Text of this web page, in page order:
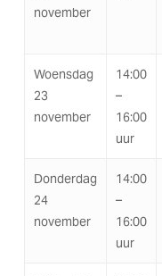
november
Woensdag
23
november
14:00
–
16:00
uur
Donderdag
24
november
14:00
–
16:00
uur